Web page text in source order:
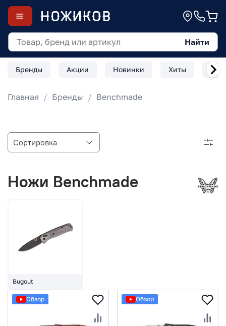
Найти
Бренды Акции Новинки Хиты
Главная Бренды Benchmade
Ножи Benchmade
Bugout
Обзор Обзор